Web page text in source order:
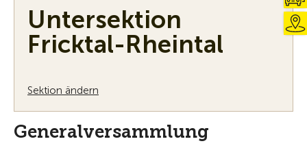
Untersektion
Fricktal-Rheintal
Sektion ändern
Generalversammlung